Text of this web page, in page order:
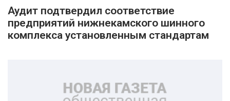
Аудит подтвердил соответствие
предприятий нижнекамского шинного
комплекса установленным стандартам